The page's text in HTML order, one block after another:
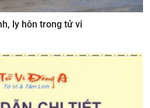
ly hôn trong tử vi